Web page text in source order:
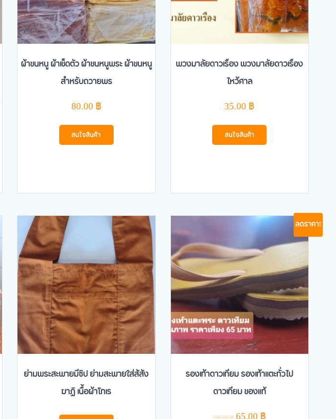
ผ้าขนหนู ผ้าเช็ดตัว ผ้าขนหนูพระ ผ้าขนหนู
สำหรับถวายพร
80.00฿
สนใจสินค้า
พวงมาลัยดาวเรือง พวงมาลัยดาวเรือง
ไหว้ศาล
35.00฿
สนใจสินค้า
ย่ามพระสะพายมีซิป ย่ามสะพายใส่สัสัง
ฆาฏิ เนื้อผ้าโทเร
ลดราคา!
รองเท้าดาวเทียม รองเท้าแตะทั่วไป
ดาวเทียม ของแท้